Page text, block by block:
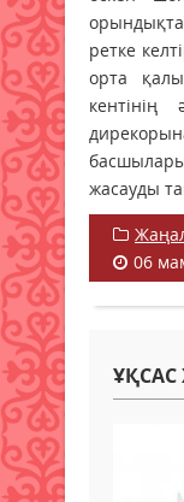
ретке
орта
жасауды
06